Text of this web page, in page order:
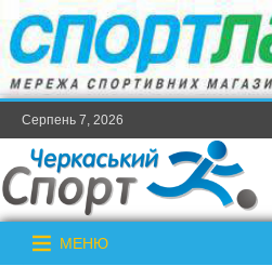
Серпень 7, 2026
МЕНЮ